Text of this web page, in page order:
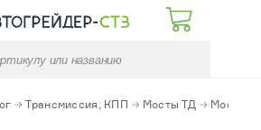
Трансмиссия, КПП Мосты ТД Мост